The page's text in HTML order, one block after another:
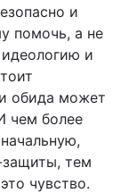
и
помочь, а не
и
обида может
чем более
тем
чувство.